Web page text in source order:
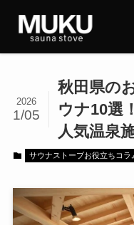
秋田県の
ウナ10選
人気温泉
2026
1/05
サウナストーブお役立ちコラ